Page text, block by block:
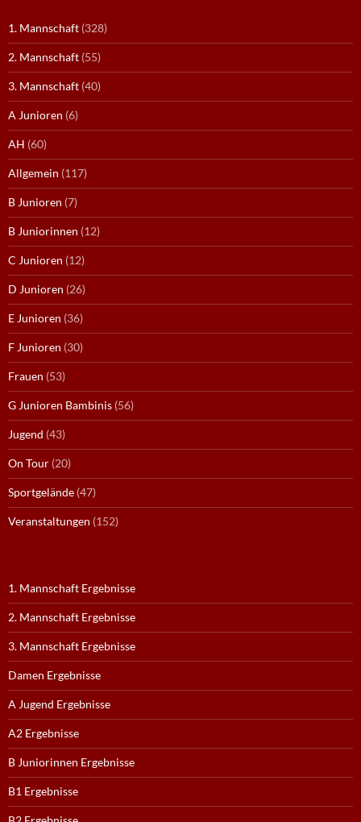
1. Mannschaft (328)
2. Mannschaft (55)
3. Mannschaft (40)
A Junioren (6)
AH (60)
Allgemein (117)
B Junioren (7)
B Juniorinnen (12)
C Junioren (12)
D Junioren (26)
E Junioren (36)
F Junioren (30)
Frauen (53)
G Junioren Bambinis (56)
Jugend (43)
On Tour (20)
Sportgelände (47)
Veranstaltungen (152)
1. Mannschaft Ergebnisse
2. Mannschaft Ergebnisse
3. Mannschaft Ergebnisse
Damen Ergebnisse
A Jugend Ergebnisse
A2 Ergebnisse
B Juniorinnen Ergebnisse
B1 Ergebnisse